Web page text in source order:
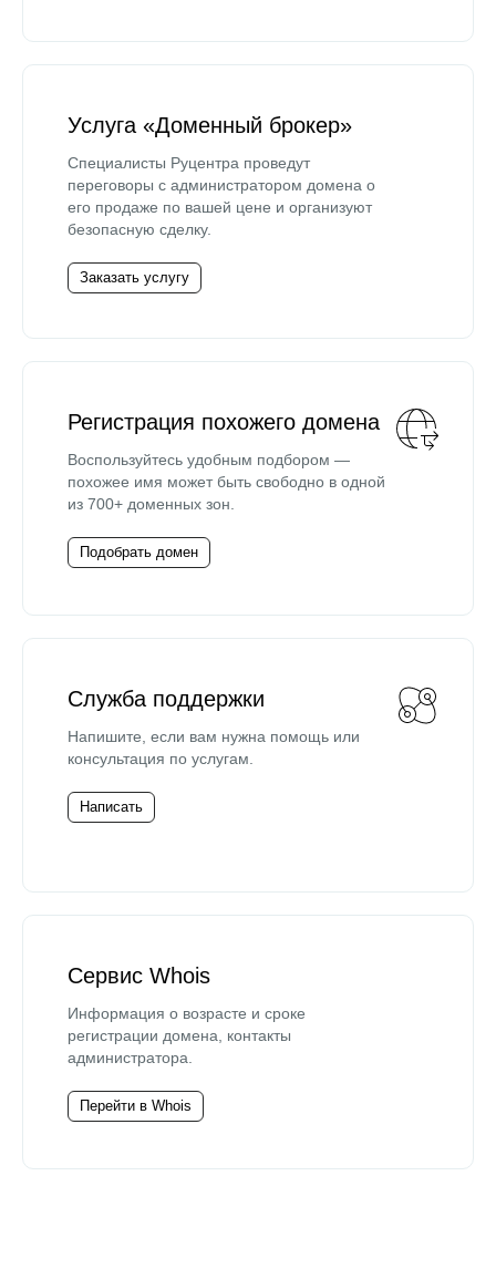
Услуга «Доменный брокер»
Специалисты Руцентра проведут
переговоры с администратором домена о
его продаже по вашей цене и организуют
безопасную сделку.
Заказать услугу
Регистрация похожего домена
Воспользуйтесь удобным подбором —
похожее имя может быть свободно в одной
из 700+ доменных зон.
Подобрать домен
Служба поддержки
Напишите, если вам нужна помощь или
консультация по услугам.
Написать
Сервис Whois
Информация о возрасте и сроке
регистрации домена, контакты
администратора.
Перейти в Whois